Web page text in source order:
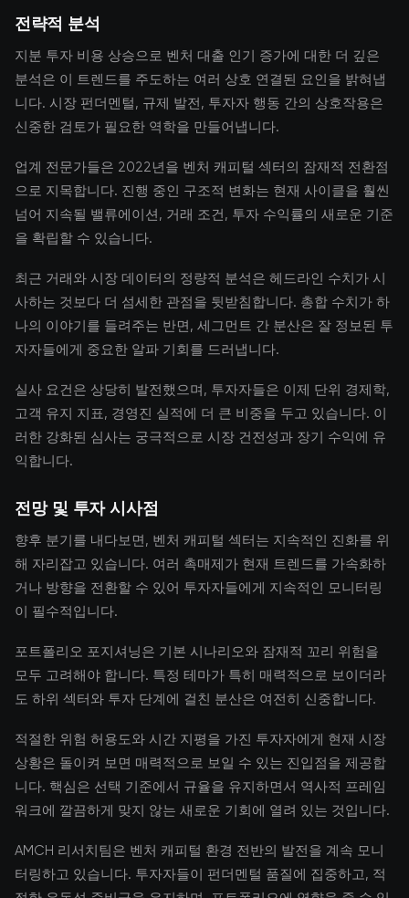
전략적 분석
지분 투자 비용 상승으로 벤처 대출 인기 증가에 대한 더 깊은
분석은 이 트렌드를 주도하는 여러 상호 연결된 요인을 밝혀냅
니다. 시장 펀더멘털, 규제 발전, 투자자 행동 간의 상호작용은
신중한 검토가 필요한 역학을 만들어냅니다.
업계 전문가들은 2022년을 벤처 캐피털 섹터의 잠재적 전환점
으로 지목합니다. 진행 중인 구조적 변화는 현재 사이클을 훨씬
넘어 지속될 밸류에이션, 거래 조건, 투자 수익률의 새로운 기준
을 확립할 수 있습니다.
최근 거래와 시장 데이터의 정량적 분석은 헤드라인 수치가 시
사하는 것보다 더 섬세한 관점을 뒷받침합니다. 총합 수치가 하
나의 이야기를 들려주는 반면, 세그먼트 간 분산은 잘 정보된 투
자자들에게 중요한 알파 기회를 드러냅니다.
실사 요건은 상당히 발전했으며, 투자자들은 이제 단위 경제학,
고객 유지 지표, 경영진 실적에 더 큰 비중을 두고 있습니다. 이
러한 강화된 심사는 궁극적으로 시장 건전성과 장기 수익에 유
익합니다.
전망 및 투자 시사점
향후 분기를 내다보면, 벤처 캐피털 섹터는 지속적인 진화를 위
해 자리잡고 있습니다. 여러 촉매제가 현재 트렌드를 가속화하
거나 방향을 전환할 수 있어 투자자들에게 지속적인 모니터링
이 필수적입니다.
포트폴리오 포지셔닝은 기본 시나리오와 잠재적 꼬리 위험을
모두 고려해야 합니다. 특정 테마가 특히 매력적으로 보이더라
도 하위 섹터와 투자 단계에 걸친 분산은 여전히 신중합니다.
적절한 위험 허용도와 시간 지평을 가진 투자자에게 현재 시장
상황은 돌이켜 보면 매력적으로 보일 수 있는 진입점을 제공합
니다. 핵심은 선택 기준에서 규율을 유지하면서 역사적 프레임
워크에 깔끔하게 맞지 않는 새로운 기회에 열려 있는 것입니다.
AMCH 리서치팀은 벤처 캐피털 환경 전반의 발전을 계속 모니
터링하고 있습니다. 투자자들이 펀더멘털 품질에 집중하고, 적